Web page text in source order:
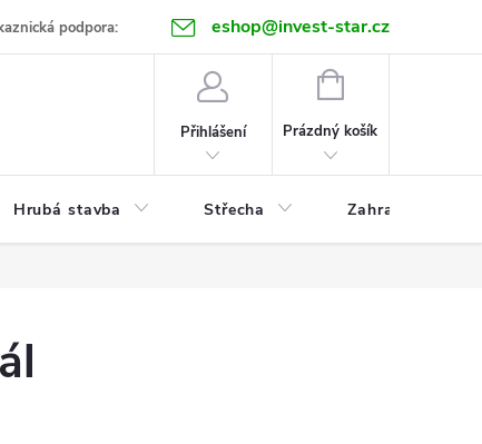
podpora: eshop@invest-star.cz
Přihlášení
NÁKUPNÍ
Prázdný košík
Hrubá stavba Střecha Zahrada